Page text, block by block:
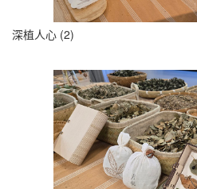
深植人心 (2)